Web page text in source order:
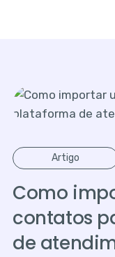
Artigo
Como
contatos
de